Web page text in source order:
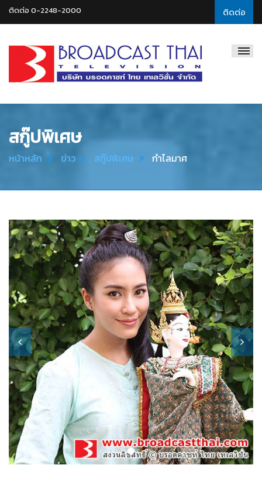
ติดต่อ
ติดต่อ 0-2248-2000
Thai
สกู๊ปพิเศษ
หน้าหลัก ข่าว สกู๊ปพิเศษ กำไลมาศ